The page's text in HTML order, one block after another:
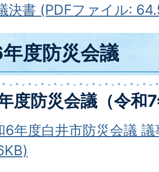
決書 (PDFファイル:
度防災会議
度防災会議（令和
6年度白井市防災会議